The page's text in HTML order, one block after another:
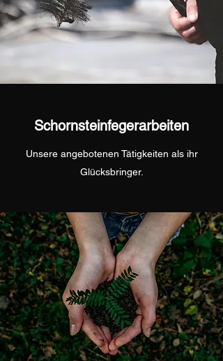
Schornsteinfegerarbeiten
Unsere angebotenen Tätigkeiten als ihr
Glücksbringer.